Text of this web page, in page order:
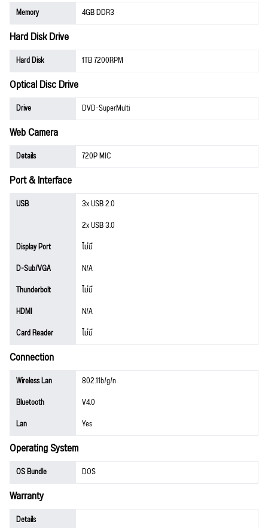
Memory 4GB DDR3
Hard Disk Drive
Hard Disk 1TB 7200RPM
Optical Disc Drive
Drive DVD-SuperMulti
Web Camera
Details 720P MIC
Port & Interface
USB
3x USB 2.0
2x USB 3.0
Display Port
ไม่มี
D-Sub/VGA
N/A
Thunderbolt
ไม่มี
HDMI
N/A
Card Reader
ไม่มี
Connection
Wireless Lan
802.11b/g/n
Bluetooth
V4.0
Lan
Yes
Operating System
OS Bundle DOS
Warranty
Details